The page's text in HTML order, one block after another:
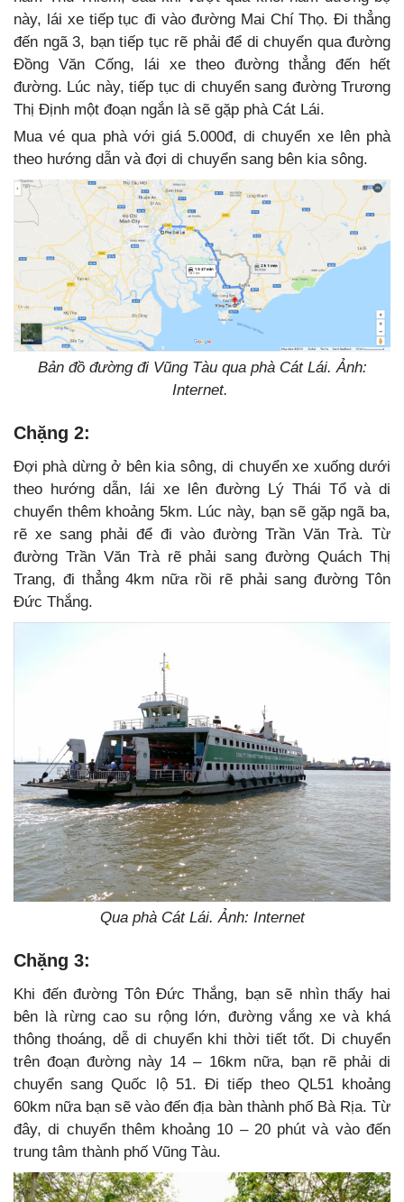
này, lái xe tiếp tục đi vào đường Mai Chí Thọ. Đi thẳng
đến ngã 3, bạn tiếp tục rẽ phải để di chuyển qua đường
Đồng Văn Cống, lái xe theo đường thẳng đến hết
đường. Lúc này, tiếp tục di chuyển sang đường Trương
Thị Định một đoạn ngắn là sẽ gặp phà Cát Lái.
Mua vé qua phà với giá 5.000đ, di chuyển xe lên phà
theo hướng dẫn và đợi di chuyển sang bên kia sông.
Bản đồ đường đi Vũng Tàu qua phà Cát Lái. Ảnh:
Internet.
Chặng 2:
Đợi phà dừng ở bên kia sông, di chuyển xe xuống dưới
theo hướng dẫn, lái xe lên đường Lý Thái Tổ và di
chuyển thêm khoảng 5km. Lúc này, bạn sẽ gặp ngã ba,
rẽ xe sang phải để đi vào đường Trần Văn Trà. Từ
đường Trần Văn Trà rẽ phải sang đường Quách Thị
Trang, đi thẳng 4km nữa rồi rẽ phải sang đường Tôn
Đức Thắng.
Qua phà Cát Lái. Ảnh: Internet
Chặng 3:
Khi đến đường Tôn Đức Thắng, bạn sẽ nhìn thấy hai
bên là rừng cao su rộng lớn, đường vắng xe và khá
thông thoáng, dễ di chuyển khi thời tiết tốt. Di chuyển
trên đoạn đường này 14 – 16km nữa, bạn rẽ phải di
chuyển sang Quốc lộ 51. Đi tiếp theo QL51 khoảng
60km nữa bạn sẽ vào đến địa bàn thành phố Bà Rịa. Từ
đây, di chuyển thêm khoảng 10 – 20 phút và vào đến
trung tâm thành phố Vũng Tàu.